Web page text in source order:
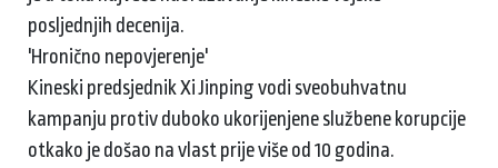
posljednjih decenija.
'Hronično nepovjerenje'
Kineski predsjednik Xi Jinping vodi sveobuhvatnu
kampanju protiv duboko ukorijenjene službene korupcije
otkako je došao na vlast prije više od 10 godina.